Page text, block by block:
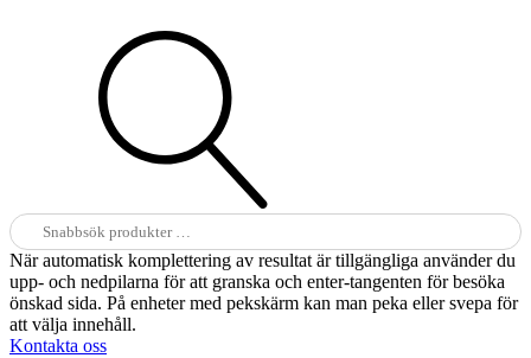
Sök
efter:
När automatisk komplettering av resultat är tillgängliga använder du
upp- och nedpilarna för att granska och enter-tangenten för besöka
önskad sida. På enheter med pekskärm kan man peka eller svepa för
att välja innehåll.
Kontakta oss